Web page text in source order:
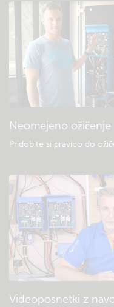
Preverite
Splošni
Neomejeno ožičenje
Pridobite si pravico do
Videoposnetki z